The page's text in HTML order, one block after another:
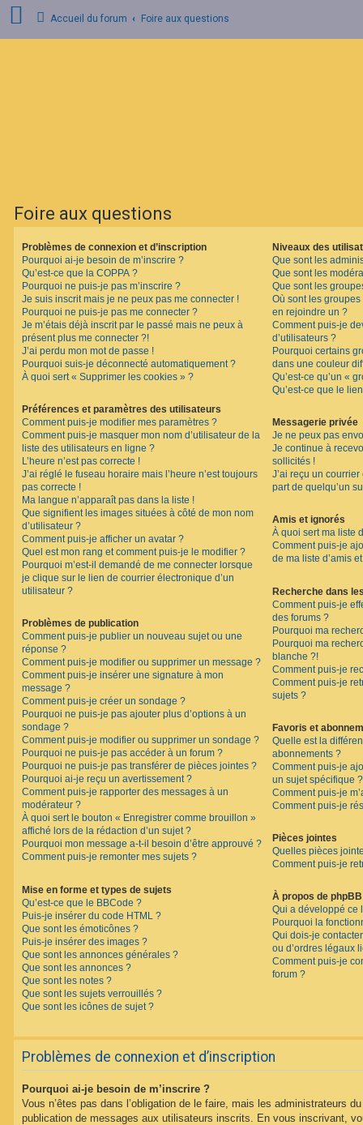
n
Accueil du forum Foire aux questions
Foire aux questions
Problèmes de connexion et d’inscription
Pourquoi ai-je besoin de m’inscrire ?
Qu’est-ce que la COPPA ?
Pourquoi ne puis-je pas m’inscrire ?
Je suis inscrit mais je ne peux pas me connecter !
Pourquoi ne puis-je pas me connecter ?
Je m’étais déjà inscrit par le passé mais ne peux à
présent plus me connecter ?!
J’ai perdu mon mot de passe !
Pourquoi suis-je déconnecté automatiquement ?
À quoi sert « Supprimer les cookies » ?
Préférences et paramètres des utilisateurs
Comment puis-je modifier mes paramètres ?
Comment puis-je masquer mon nom d’utilisateur de la
liste des utilisateurs en ligne ?
L’heure n’est pas correcte !
J’ai réglé le fuseau horaire mais l’heure n’est toujours
pas correcte !
Ma langue n’apparaît pas dans la liste !
Que signifient les images situées à côté de mon nom
d’utilisateur ?
Comment puis-je afficher un avatar ?
Quel est mon rang et comment puis-je le modifier ?
Pourquoi m’est-il demandé de me connecter lorsque
je clique sur le lien de courrier électronique d’un
utilisateur ?
Problèmes de publication
Comment puis-je publier un nouveau sujet ou une
réponse ?
Comment puis-je modifier ou supprimer un message ?
Comment puis-je insérer une signature à mon
message ?
Comment puis-je créer un sondage ?
Pourquoi ne puis-je pas ajouter plus d’options à un
sondage ?
Comment puis-je modifier ou supprimer un sondage ?
Pourquoi ne puis-je pas accéder à un forum ?
Pourquoi ne puis-je pas transférer de pièces jointes ?
Pourquoi ai-je reçu un avertissement ?
Comment puis-je rapporter des messages à un
modérateur ?
À quoi sert le bouton « Enregistrer comme brouillon »
affiché lors de la rédaction d’un sujet ?
Pourquoi mon message a-t-il besoin d’être approuvé ?
Comment puis-je remonter mes sujets ?
Mise en forme et types de sujets
Qu’est-ce que le BBCode ?
Puis-je insérer du code HTML ?
Que sont les émoticônes ?
Puis-je insérer des images ?
Que sont les annonces générales ?
Que sont les annonces ?
Que sont les notes ?
Que sont les sujets verrouillés ?
Que sont les icônes de sujet ?
Niveaux des
Que sont les
Que sont les
Que sont les
Où sont les
en rejoindre un ?
Comment puis-je
d’utilisateurs ?
Pourquoi certains
dans une couleur
Qu’est-ce qu’un «
Qu’est-ce que le
Messagerie privée
Je ne peux pas
Je continue à
sollicités !
J’ai reçu un
part de quelqu’un
Amis et ignorés
À quoi sert ma liste
Comment puis-je
de ma liste d’amis
Recherche dans
Comment puis-je
des forums ?
Pourquoi ma
Pourquoi ma
blanche ?!
Comment puis-je
Comment puis-je
sujets ?
Favoris et
Quelle est la
abonnements ?
Comment puis-je
un sujet spécifique ?
Comment puis-je
Comment puis-je
Pièces jointes
Quelles pièces
Comment puis-je
À propos de phpBB
Qui a développé ce
Pourquoi la
Qui dois-je
ou d’ordres légaux
Comment puis-je
forum ?
Problèmes de connexion et d’inscription
Pourquoi ai-je besoin de m’inscrire ?
Vous n’êtes pas dans l’obligation de le faire, mais les administrateurs
publication de messages aux utilisateurs inscrits. En vous inscrivant,